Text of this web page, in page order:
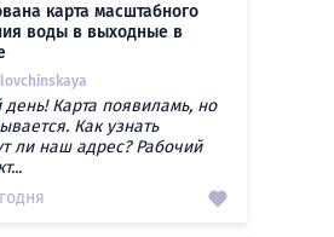
карта масштабного
воды в выходные в
Карта появиламь, но
Как узнать
ли наш адрес? Рабочий